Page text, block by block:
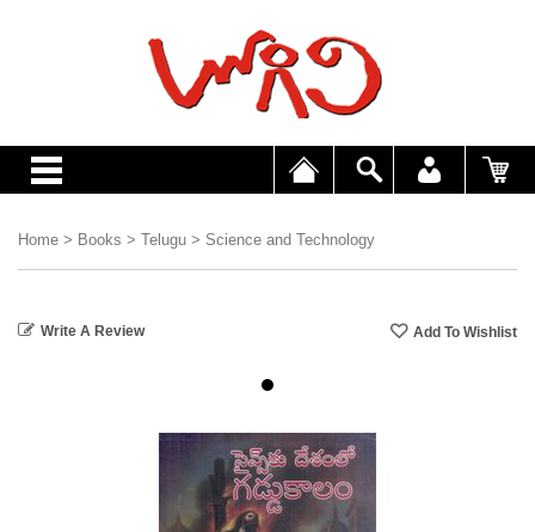
Home > Books > Telugu > Science and Technology
Write A Review